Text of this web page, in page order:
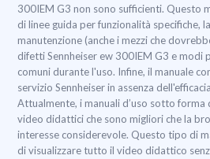
300IEM G3 non sono sufficienti. Questo
di linee guida per funzionalità specifiche,
manutenzione (anche i mezzi che
difetti Sennheiser ew 300IEM G3 e modi
comuni durante l'uso. Infine, il manuale
servizio Sennheiser in assenza
Attualmente, i manuali d’uso sotto forma
video didattici che sono migliori che la
interesse considerevole. Questo tipo di
di visualizzare tutto il video didattico